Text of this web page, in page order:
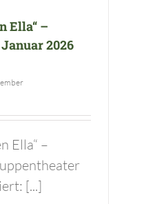
Ella“ –
2026
Ella“ –
[...]